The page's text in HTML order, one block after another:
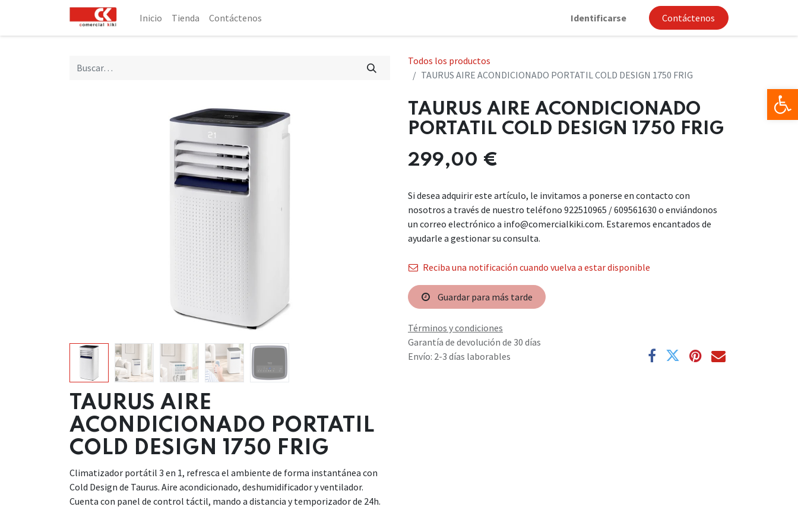
Inicio Tienda Contáctenos Identificarse Contáctenos
Todos los productos
TAURUS AIRE ACONDICIONADO PORTATIL COLD DESIGN 1750 FRIG
TAURUS AIRE
ACONDICIONADO PORTATIL
COLD DESIGN 1750 FRIG
Climatizador portátil 3 en 1, refresca el ambiente de forma instantánea con
Cold Design de Taurus. Aire acondicionado, deshumidificador y ventilador.
Cuenta con panel de control táctil, mando a distancia y temporizador de 24h.
TAURUS AIRE ACONDICIONADO
PORTATIL COLD DESIGN 1750 FRIG
299,00 €
Si desea adquirir este artículo, le invitamos a ponerse en contacto con
nosotros a través de nuestro teléfono 922510965 / 609561630 o enviándonos
un correo electrónico a info@comercialkiki.com. Estaremos encantados de
ayudarle a gestionar su consulta.
Reciba una notificación cuando vuelva a estar disponible
Guardar para más tarde
Términos y condiciones
Garantía de devolución de 30 días
Envío: 2-3 días laborables